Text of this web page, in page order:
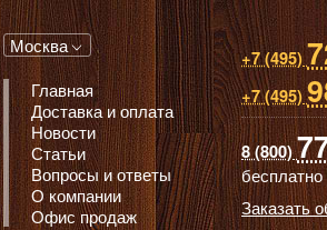
паркет, Массивная доска,
Москва
Главная
Доставка и оплата
Новости
Статьи
Вопросы и ответы
О компании
Офис продаж
+7 (495)
+7 (495)
8 (800)
Заказать